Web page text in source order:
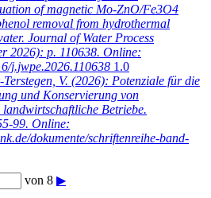
of magnetic Mo-ZnO/Fe3O4
removal from hydrothermal
Journal of Water Process
2026): p. 110638. Online:
j.jwpe.2026.110638 1.0
V. (2026): Potenziale für die
und Konservierung von
Betriebe.
99. Online:
dokumente/schriftenreihe-band-
von 8 ▶